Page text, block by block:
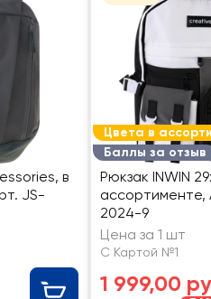
в
JS-
Цвета в
Баллы за отзыв
Рюкзак INWIN
ассортименте,
2024-9
Цена за 1 шт
С Картой №1
1 999,00